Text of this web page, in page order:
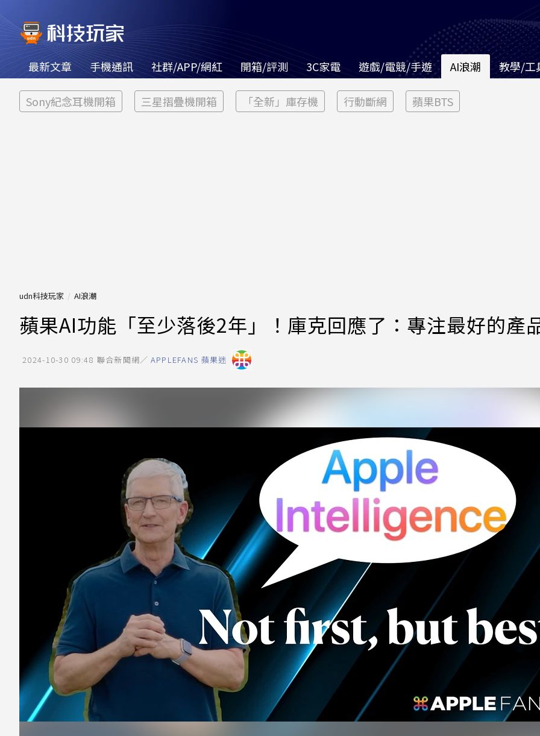
最新文章 手機通訊 社群/APP/網紅 開箱/評測 3C家電 遊戲/電競/手遊 AI浪潮 教學/工
Sony紀念耳機開箱 三星摺疊機開箱 「全新」庫存機 行動斷網 蘋果BTS
udn科技玩家 AI浪潮
蘋果AI功能「至少落後2年」！庫克回應了：專注最好的產
2024-10-30 09:48 聯合新聞網／ APPLEFANS 蘋果迷